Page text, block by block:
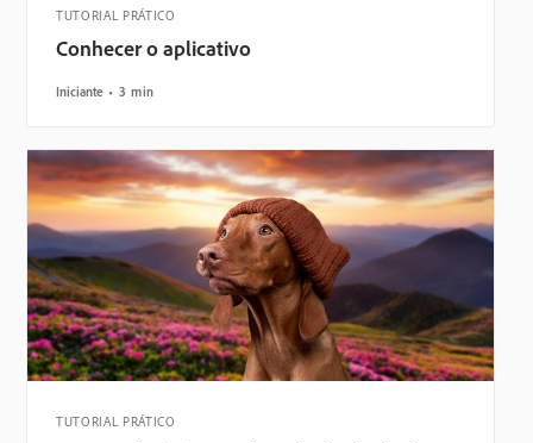
TUTORIAL PRÁTICO
Conhecer o aplicativo
Iniciante 3 min
TUTORIAL PRÁTICO